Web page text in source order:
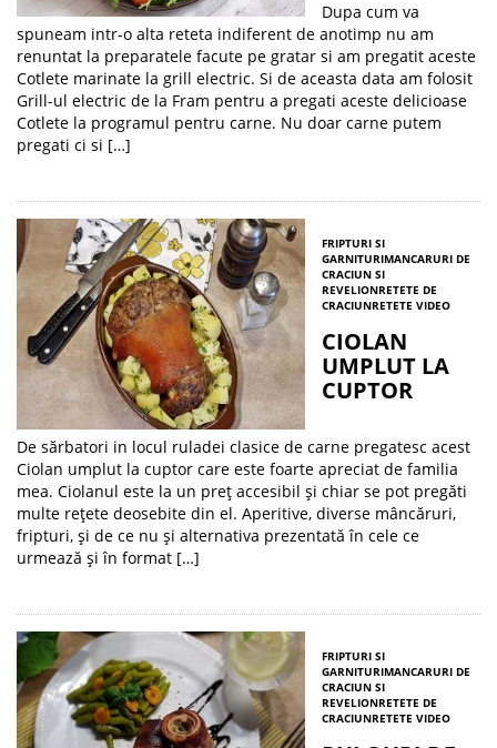
Dupa cum va
spuneam intr-o alta reteta indiferent de anotimp nu am
renuntat la preparatele facute pe gratar si am pregatit aceste
Cotlete marinate la grill electric. Si de aceasta data am folosit
Grill-ul electric de la Fram pentru a pregati aceste delicioase
Cotlete la programul pentru carne. Nu doar carne putem
pregati ci si […]
FRIPTURI SI
GARNITURIMANCARURI DE
CRACIUN SI
REVELIONRETETE DE
CRACIUNRETETE VIDEO
CIOLAN
UMPLUT LA
CUPTOR
De sărbatori in locul ruladei clasice de carne pregatesc acest
Ciolan umplut la cuptor care este foarte apreciat de familia
mea. Ciolanul este la un preț accesibil și chiar se pot pregăti
multe rețete deosebite din el. Aperitive, diverse mâncăruri,
fripturi, și de ce nu și alternativa prezentată în cele ce
urmează și în format […]
FRIPTURI SI
GARNITURIMANCARURI DE
CRACIUN SI
REVELIONRETETE DE
CRACIUNRETETE VIDEO